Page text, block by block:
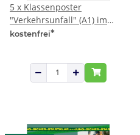
5 x Klassenposter
"Verkehrsunfall" (A1) im
Karton
kostenfrei*